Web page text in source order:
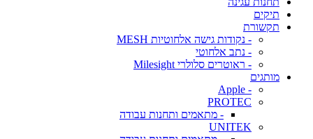
תיקים
תקשורת
- נקודות גישה אלחוטיות MESH
- נתב אלחוטי
- ראוטרים סלולרי Milesight
מותגים
- Apple
PROTEC
- מתאמים ותחנות עבודה
UNITEK